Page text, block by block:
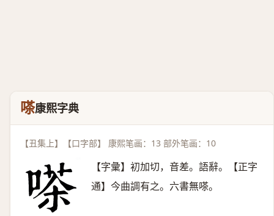
嗏康熙字典
【丑集上】【口字部】 康熙笔画：13 部外笔画：10
【字彙】初加切，音差。語辭。【正字
通】今曲調有之。六書無嗏。